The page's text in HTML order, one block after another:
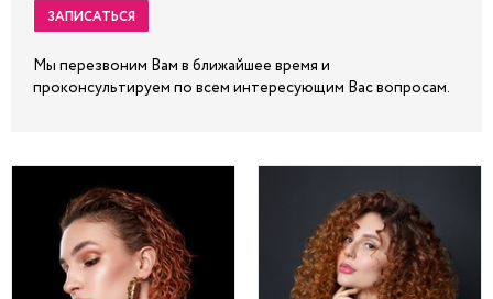
ЗАПИСАТЬСЯ
Мы перезвоним Вам в ближайшее время и
проконсультируем по всем интересующим Вас вопросам.